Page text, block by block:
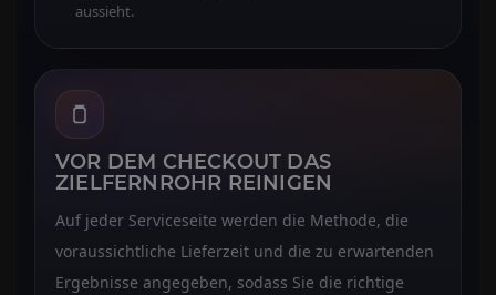
aussieht.
VOR DEM CHECKOUT DAS
ZIELFERNROHR REINIGEN
Auf jeder Serviceseite werden die Methode, die
voraussichtliche Lieferzeit und die zu erwartenden
Ergebnisse angegeben, sodass Sie die richtige